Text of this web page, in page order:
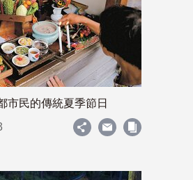
市民的傳統夏季節日